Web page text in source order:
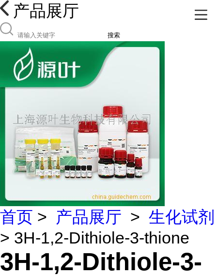
产品展厅
搜索
首页 > 产品展厅 > 生化试剂
> 3H-1,2-Dithiole-3-thione
3H-1,2-Dithiole-3-